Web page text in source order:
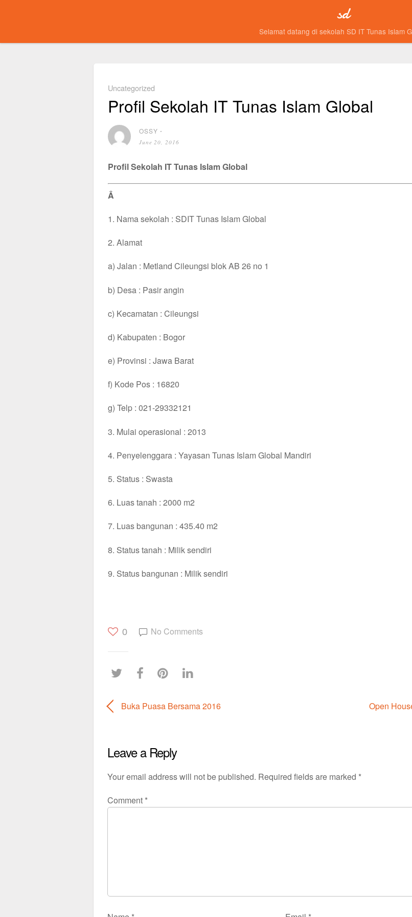
sd
Selamat datang di sekolah SD IT Tunas Islam
Uncategorized
Profil Sekolah IT Tunas Islam Global
OSSY ⋅
June 20, 2016
Profil Sekolah IT Tunas Islam Global
Â
1. Nama sekolah : SDIT Tunas Islam Global
2. Alamat
a) Jalan : Metland Cileungsi blok AB 26 no 1
b) Desa : Pasir angin
c) Kecamatan : Cileungsi
d) Kabupaten : Bogor
e) Provinsi : Jawa Barat
f) Kode Pos : 16820
g) Telp : 021-29332121
3. Mulai operasional : 2013
4. Penyelenggara : Yayasan Tunas Islam Global Mandiri
5. Status : Swasta
6. Luas tanah : 2000 m2
7. Luas bangunan : 435.40 m2
8. Status tanah : Milik sendiri
9. Status bangunan : Milik sendiri
0 No Comments
Buka Puasa Bersama 2016 Open
Leave a Reply
Your email address will not be published. Required fields are marked *
Comment *